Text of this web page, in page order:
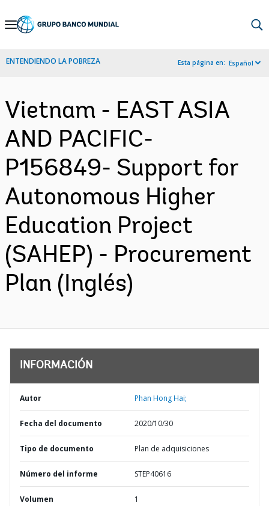
Skip
Navigation
ENTENDIENDO LA POBREZA Esta página en: Español
Vietnam - EAST ASIA
AND PACIFIC-
P156849- Support for
Autonomous Higher
Education Project
(SAHEP) - Procurement
Plan (Inglés)
INFORMACIÓN
Autor Phan Hong Hai;
Fecha del documento 2020/10/30
Tipo de documento Plan de adquisiciones
Número del informe STEP40616
Volumen 1